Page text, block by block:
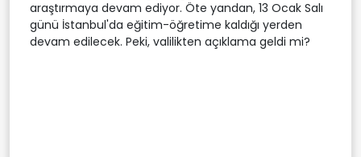
araştırmaya devam ediyor. Öte yandan, 13 Ocak Salı
günü İstanbul'da eğitim-öğretime kaldığı yerden
devam edilecek. Peki, valilikten açıklama geldi mi?